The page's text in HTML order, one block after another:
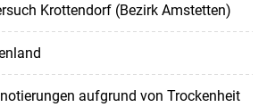
Krottendorf (Bezirk Amstetten)
aufgrund von Trockenheit